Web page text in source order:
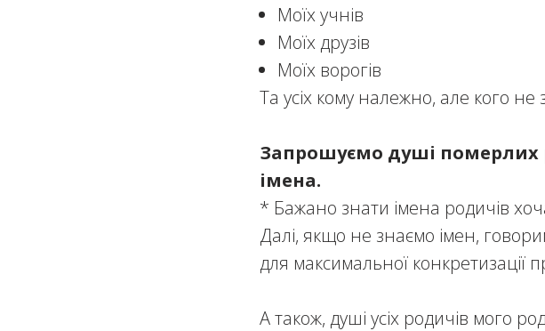
Моїх учнів
Моїх друзів
Моїх ворогів
Та усіх кому належно, але кого не
Запрошуємо душі померлих
імена.
* Бажано знати імена родичів
Далі, якщо не знаємо імен,
для максимальної конкретизації
А також, душі усіх родичів мого